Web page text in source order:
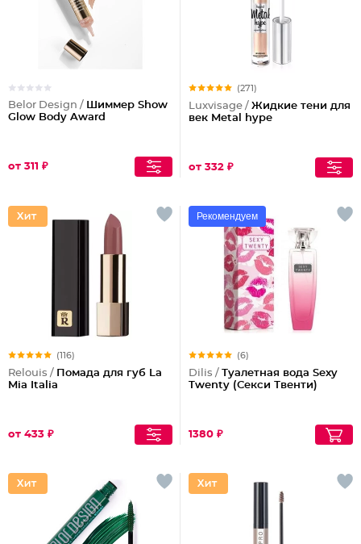
Belor Design / Шиммер Show
Glow Body Award
от 311 ₽
(271)
Luxvisage / Жидкие тени для
век Metal hype
от 332 ₽
(116)
Relouis / Помада для губ La
Mia Italia
от 433 ₽
Рекомендуем
(6)
Dilis / Туалетная вода Sexy
Twenty (Секси Твенти)
1380 ₽